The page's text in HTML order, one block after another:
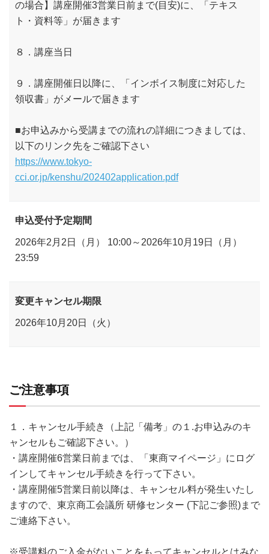
の場合】講座開催3営業日前まで(目安)に、「テキス
ト・資料等」が届きます
８．講座当日
９．講座開催日以降に、「インボイス制度に対応した
領収書」がメールで届きます
■お申込みから受講までの流れの詳細につきましては、
以下のリンク先をご確認下さい
https://www.tokyo-
cci.or.jp/kenshu/202402application.pdf
申込受付予定期間
2026年2月2日（月） 10:00～2026年10月19日（月）
23:59
変更キャンセル期限
2026年10月20日（火）
ご注意事項
１．キャンセル手続き（上記「備考」の１.お申込みのキ
ャンセルもご確認下さい。）
・講座開催6営業日前までは、「東商マイページ」にログ
インしてキャンセル手続きを行って下さい。
・講座開催5営業日前以降は、キャンセル料が発生いたし
ますので、東京商工会議所 研修センター (下記ご参照)まで
ご連絡下さい。
※受講料のご入金がないことをもってキャンセルとはみな